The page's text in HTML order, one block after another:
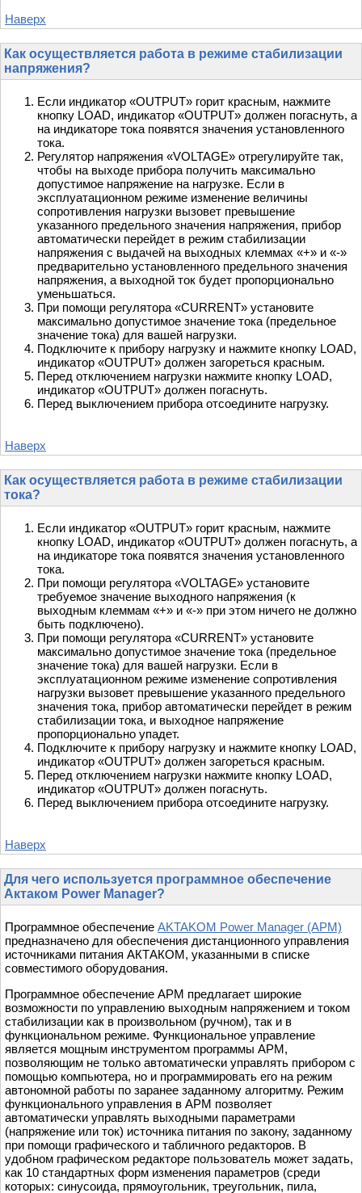
Наверх
Как осуществляется работа в режиме стабилизации
напряжения?
Если индикатор «OUTPUT» горит красным, нажмите
кнопку LOAD, индикатор «OUTPUT» должен погаснуть, а
на индикаторе тока появятся значения установленного
тока.
Регулятор напряжения «VOLTAGE» отрегулируйте так,
чтобы на выходе прибора получить максимально
допустимое напряжение на нагрузке. Если в
эксплуатационном режиме изменение величины
сопротивления нагрузки вызовет превышение
указанного предельного значения напряжения, прибор
автоматически перейдет в режим стабилизации
напряжения с выдачей на выходных клеммах «+» и «-»
предварительно установленного предельного значения
напряжения, а выходной ток будет пропорционально
уменьшаться.
При помощи регулятора «CURRENT» установите
максимально допустимое значение тока (предельное
значение тока) для вашей нагрузки.
Подключите к прибору нагрузку и нажмите кнопку LOAD,
индикатор «OUTPUT» должен загореться красным.
Перед отключением нагрузки нажмите кнопку LOAD,
индикатор «OUTPUT» должен погаснуть.
Перед выключением прибора отсоедините нагрузку.
Наверх
Как осуществляется работа в режиме стабилизации
тока?
Если индикатор «OUTPUT» горит красным, нажмите
кнопку LOAD, индикатор «OUTPUT» должен погаснуть, а
на индикаторе тока появятся значения установленного
тока.
При помощи регулятора «VOLTAGE» установите
требуемое значение выходного напряжения (к
выходным клеммам «+» и «-» при этом ничего не должно
быть подключено).
При помощи регулятора «CURRENT» установите
максимально допустимое значение тока (предельное
значение тока) для вашей нагрузки. Если в
эксплуатационном режиме изменение сопротивления
нагрузки вызовет превышение указанного предельного
значения тока, прибор автоматически перейдет в режим
стабилизации тока, и выходное напряжение
пропорционально упадет.
Подключите к прибору нагрузку и нажмите кнопку LOAD,
индикатор «OUTPUT» должен загореться красным.
Перед отключением нагрузки нажмите кнопку LOAD,
индикатор «OUTPUT» должен погаснуть.
Перед выключением прибора отсоедините нагрузку.
Наверх
Для чего используется программное обеспечение
Актаком Power Manager?
Программное обеспечение AKTAKOM Power Manager (APM)
предназначено для обеспечения дистанционного управления
источниками питания АКТАКОМ, указанными в списке
совместимого оборудования.
Программное обеспечение APM предлагает широкие
возможности по управлению выходным напряжением и током
стабилизации как в произвольном (ручном), так и в
функциональном режиме. Функциональное управление
является мощным инструментом программы АРМ,
позволяющим не только автоматически управлять прибором с
помощью компьютера, но и программировать его на режим
автономной работы по заранее заданному алгоритму. Режим
функционального управления в АРМ позволяет
автоматически управлять выходными параметрами
(напряжение или ток) источника питания по закону, заданному
при помощи графического и табличного редакторов. В
удобном графическом редакторе пользователь может задать,
как 10 стандартных форм изменения параметров (среди
которых: синусоида, прямоугольник, треугольник, пила,